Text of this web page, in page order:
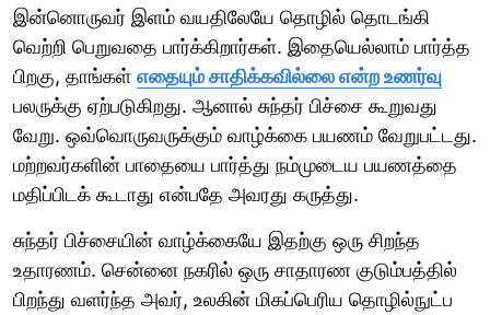
இன்னொருவர் இளம் வயதிலேயே தொழில் தொடங்கி
வெற்றி பெறுவதை பார்க்கிறார்கள். இதையெல்லாம் பார்த்த
பிறகு, தாங்கள் எதையும் சாதிக்கவில்லை என்ற உணர்வு
பலருக்கு ஏற்படுகிறது. ஆனால் சுந்தர் பிச்சை கூறுவது
வேறு. ஒவ்வொருவருக்கும் வாழ்க்கை பயணம் வேறுபட்டது.
மற்றவர்களின் பாதையை பார்த்து நம்முடைய பயணத்தை
மதிப்பிடக் கூடாது என்பதே அவரது கருத்து.
சுந்தர் பிச்சையின் வாழ்க்கையே இதற்கு ஒரு சிறந்த
உதாரணம். சென்னை நகரில் ஒரு சாதாரண குடும்பத்தில்
பிறந்து வளர்ந்த அவர், உலகின் மிகப்பெரிய தொழில்நுட்ப